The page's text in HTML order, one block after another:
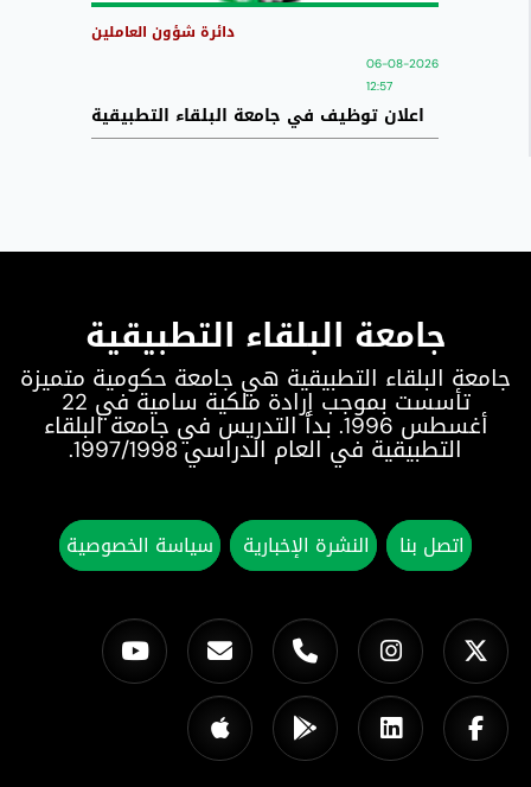
دائرة شؤون العاملين
06-08-2026
12:57
اعلان توظيف في جامعة البلقاء التطبيقية
جامعة البلقاء التطبيقية
جامعة البلقاء التطبيقية هي جامعة حكومية متميزة
تأسست بموجب إرادة ملكية سامية في 22
أغسطس 1996. بدأ التدريس في جامعة البلقاء
التطبيقية في العام الدراسي 1997/1998.
اتصل بنا النشرة الإخبارية سياسة الخصوصية